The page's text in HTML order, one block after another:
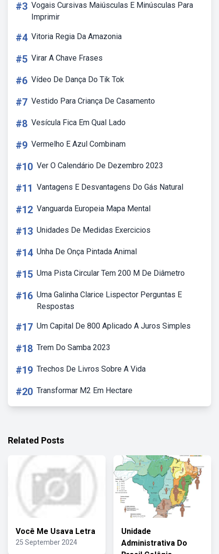
#3 Vogais Cursivas Maiúsculas E Minúsculas Para
Imprimir
#4 Vitoria Regia Da Amazonia
#5 Virar A Chave Frases
#6 Vídeo De Dança Do Tik Tok
#7 Vestido Para Criança De Casamento
#8 Vesícula Fica Em Qual Lado
#9 Vermelho E Azul Combinam
#10 Ver O Calendário De Dezembro 2023
#11 Vantagens E Desvantagens Do Gás Natural
#12 Vanguarda Europeia Mapa Mental
#13 Unidades De Medidas Exercicios
#14 Unha De Onça Pintada Animal
#15 Uma Pista Circular Tem 200 M De Diâmetro
#16 Uma Galinha Clarice Lispector Perguntas E
Respostas
#17 Um Capital De 800 Aplicado A Juros Simples
#18 Trem Do Samba 2023
#19 Trechos De Livros Sobre A Vida
#20 Transformar M2 Em Hectare
Related Posts
Você Me Usava Letra
25 September 2024
Unidade
Administrativa Do